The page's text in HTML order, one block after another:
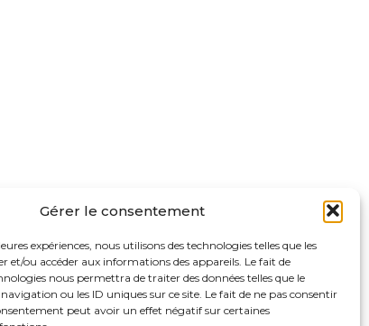
Gérer le consentement
expériences, nous utilisons des technologies telles que les
et/ou accéder aux informations des appareils. Le fait de
nous permettra de traiter des données telles que le
ou les ID uniques sur ce site. Le fait de ne pas consentir
peut avoir un effet négatif sur certaines